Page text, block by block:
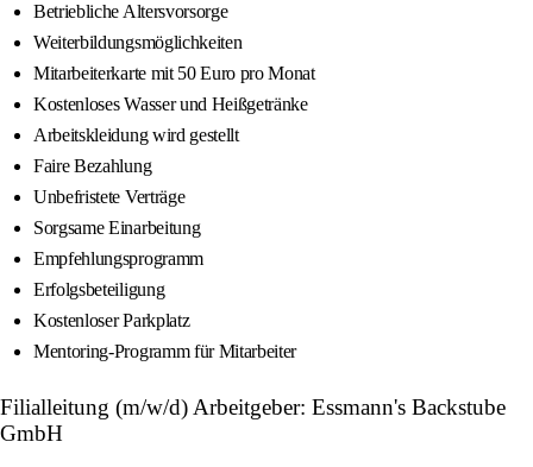
Betriebliche Altersvorsorge
Weiterbildungsmöglichkeiten
Mitarbeiterkarte mit 50 Euro pro Monat
Kostenloses Wasser und Heißgetränke
Arbeitskleidung wird gestellt
Faire Bezahlung
Unbefristete Verträge
Sorgsame Einarbeitung
Empfehlungsprogramm
Erfolgsbeteiligung
Kostenloser Parkplatz
Mentoring-Programm für Mitarbeiter
Filialleitung (m/w/d) Arbeitgeber: Essmann's Backstube
GmbH